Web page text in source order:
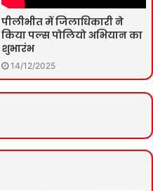
पीलीभीत में जिलाधिकारी ने
किया पल्स पोलियो अभियान का
शुभारंभ
14/12/2025